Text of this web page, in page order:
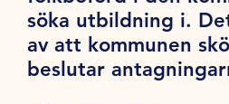
söka utbildning i.
av att kommunen
beslutar